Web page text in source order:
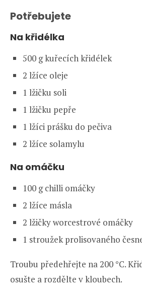
Potřebujete
Na křidélka
500 g kuřecích křidélek
2 lžíce oleje
1 lžičku soli
1 lžičku pepře
1 lžíci prášku do pečiva
2 lžíce solamylu
Na omáčku
100 g chilli omáčky
2 lžíce másla
2 lžičky worcestrové omáčky
1 stroužek prolisovaného
Troubu předehřejte na 200 °C.
osušte a rozdělte v kloubech.